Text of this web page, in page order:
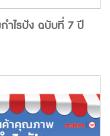
ไรปัง ฉบับที่ 7 ปี